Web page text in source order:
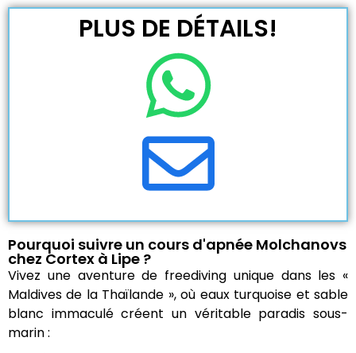
PLUS DE DÉTAILS!
Pourquoi suivre un cours d'apnée Molchanovs
chez Cortex à Lipe ?​
Vivez une aventure de freediving unique dans les «
Maldives de la Thaïlande », où eaux turquoise et sable
blanc immaculé créent un véritable paradis sous-
marin :